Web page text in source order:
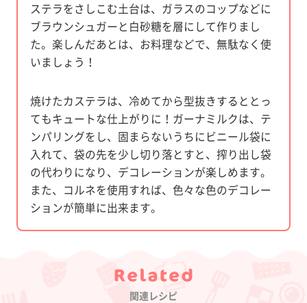
ステラをさしこむ土台は、ガラスのコップなどに
ブラウンシュガーと白砂糖を層にして作りまし
た。楽しんだあとは、お料理などで、無駄なく使
いましょう！
焼けたカステラは、冷めてから型抜きするととっ
てもキュートな仕上がりに！ガーナミルクは、テ
ンパリングをし、固まらないうちにビニール袋に
入れて、袋の先を少し切り落とすと、搾り出し袋
の代わりになり、デコレーションが楽しめます。
また、コルネを使用すれば、色々な色のデコレー
ションが簡単に出来ます。
Category
関連レシピ